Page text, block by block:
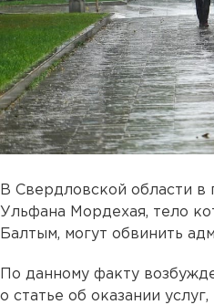
В Свердловской области в
Ульфана Мордехая, тело
Балтым, могут обвинить
По данному факту
о статье об оказании